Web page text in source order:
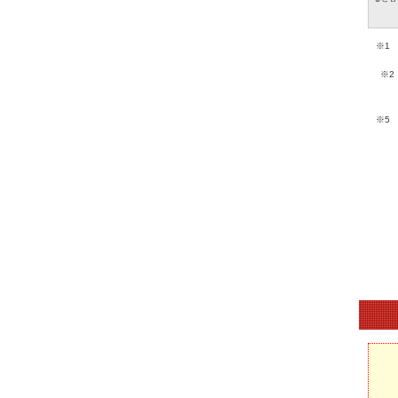
※1
※2
※5